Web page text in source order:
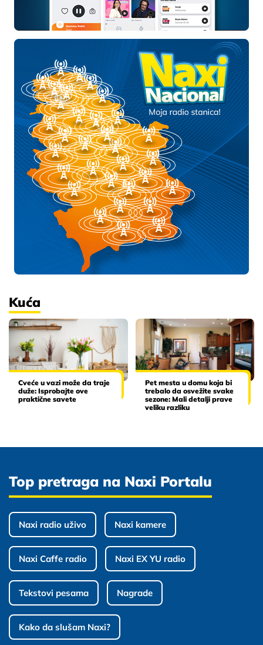
Kuća
Cveće u vazi može da traje
duže: Isprobajte ove
praktične savete
Pet mesta u domu koja bi
trebalo da osvežite svake
sezone: Mali detalji prave
veliku razliku
Top pretraga na Naxi Portalu
Naxi radio uživo Naxi kamere
Naxi Caffe radio Naxi EX YU radio
Tekstovi pesama Nagrade
Kako da slušam Naxi?